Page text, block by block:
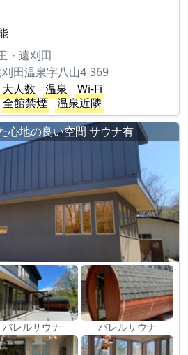
・遠刈田
田温泉字八山4-369
大人数 温泉
Wi-Fi
全館禁煙
温泉近隣
心地の良い空間 サウナ有
バレルサウナ バレルサウナ